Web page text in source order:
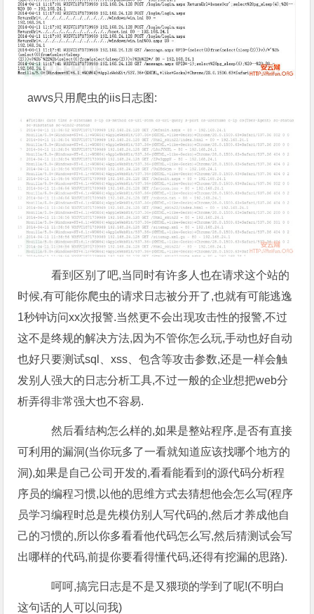
awvs只用爬虫的iis日志图:
看到区别了吧,当同时有许多人也在请求这个站的
时候,有可能你爬虫的请求日志被分开了,也就有可能逃逸
1秒钟访问xx次报警.当然更不会出现攻击性的报警,不过
这不是终规的解决方法,因为不管你怎么玩,手动也好自动
也好只要测试sql、xss、包含等攻击参数,还是一样会触
发别人强大的日志分析工具,不过一般的企业想把web分
析弄得非常强大也不容易.
然后看结构怎么样的,如果是整站程序,是否有直接
可利用的漏洞(当你玩多了一看就知道应该找哪个地方的
洞),如果是自己公司开发的,看看能看到的源代码分析程
序员的编程习惯,以他的思维方式去猜想他会怎么写(程序
员学习编程时总是先模仿别人写代码的,然后才养成他自
己的习惯的,所以你多看看他代码怎么写,然后猜测试会写
出哪样的代码,前提你要看得懂代码,还得有挖漏的思路).
呵呵,搞完日志是不是又猥琐的学到了呢!(不明白
这句话的人可以问我)